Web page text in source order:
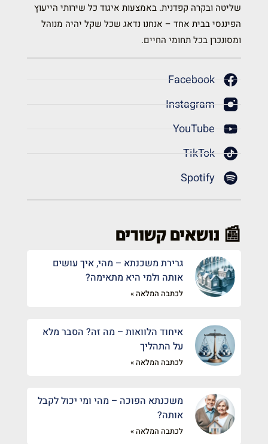
שליטה ובקרה קפדנית. באמצעות איגוד כל שירותי הייעוץ
הפיננסי בבית אחד – אנחנו נדאג שכל שקל יהיה מנוהל
ומסונכרן בכל תחומי החיים.
Facebook
Instagram
YouTube
TikTok
Spotify
📰 נושאים קשורים
גרירת משכנתא – מהי, איך עושים
אותה ולמי היא מתאימה?
לכתבה המלאה »
איחוד הלוואות – מה זה? הסבר מלא
על התהליך
לכתבה המלאה »
משכנתא הפוכה – מהי ומי יכול לקבל
אותה?
לכתבה המלאה »